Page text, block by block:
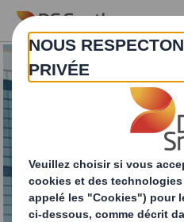
Skip to main content